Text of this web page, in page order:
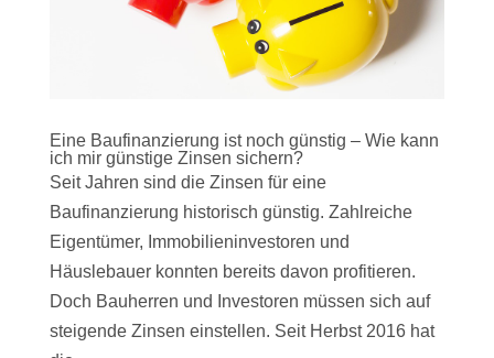
Eine Baufinanzierung ist noch günstig – Wie kann
ich mir günstige Zinsen sichern?
Seit Jahren sind die Zinsen für eine
Baufinanzierung historisch günstig. Zahlreiche
Eigentümer, Immobilieninvestoren und
Häuslebauer konnten bereits davon profitieren.
Doch Bauherren und Investoren müssen sich auf
steigende Zinsen einstellen. Seit Herbst 2016 hat